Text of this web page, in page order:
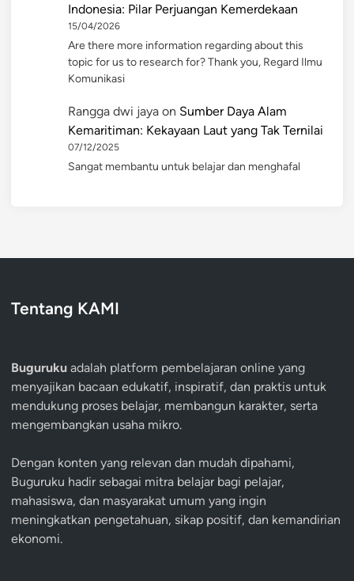
Indonesia: Pilar Perjuangan Kemerdekaan
15/04/2026
Are there more information regarding about this
topic for us to research for? Thank you, Regard Ilmu
Komunikasi
Rangga dwi jaya on Sumber Daya Alam
Kemaritiman: Kekayaan Laut yang Tak Ternilai
07/12/2025
Sangat membantu untuk belajar dan menghafal
Tentang KAMI
Buguruku adalah platform pembelajaran online yang
menyajikan bacaan edukatif, inspiratif, dan praktis untuk
mendukung proses belajar, membangun karakter, serta
mengembangkan usaha mikro.
Dengan konten yang relevan dan mudah dipahami,
Buguruku hadir sebagai mitra belajar bagi pelajar,
mahasiswa, dan masyarakat umum yang ingin
meningkatkan pengetahuan, sikap positif, dan kemandirian
ekonomi.